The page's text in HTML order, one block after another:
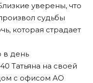
уверены, что
судьбы
которая страдает
в день
Татьяна на своей
с офисом АО